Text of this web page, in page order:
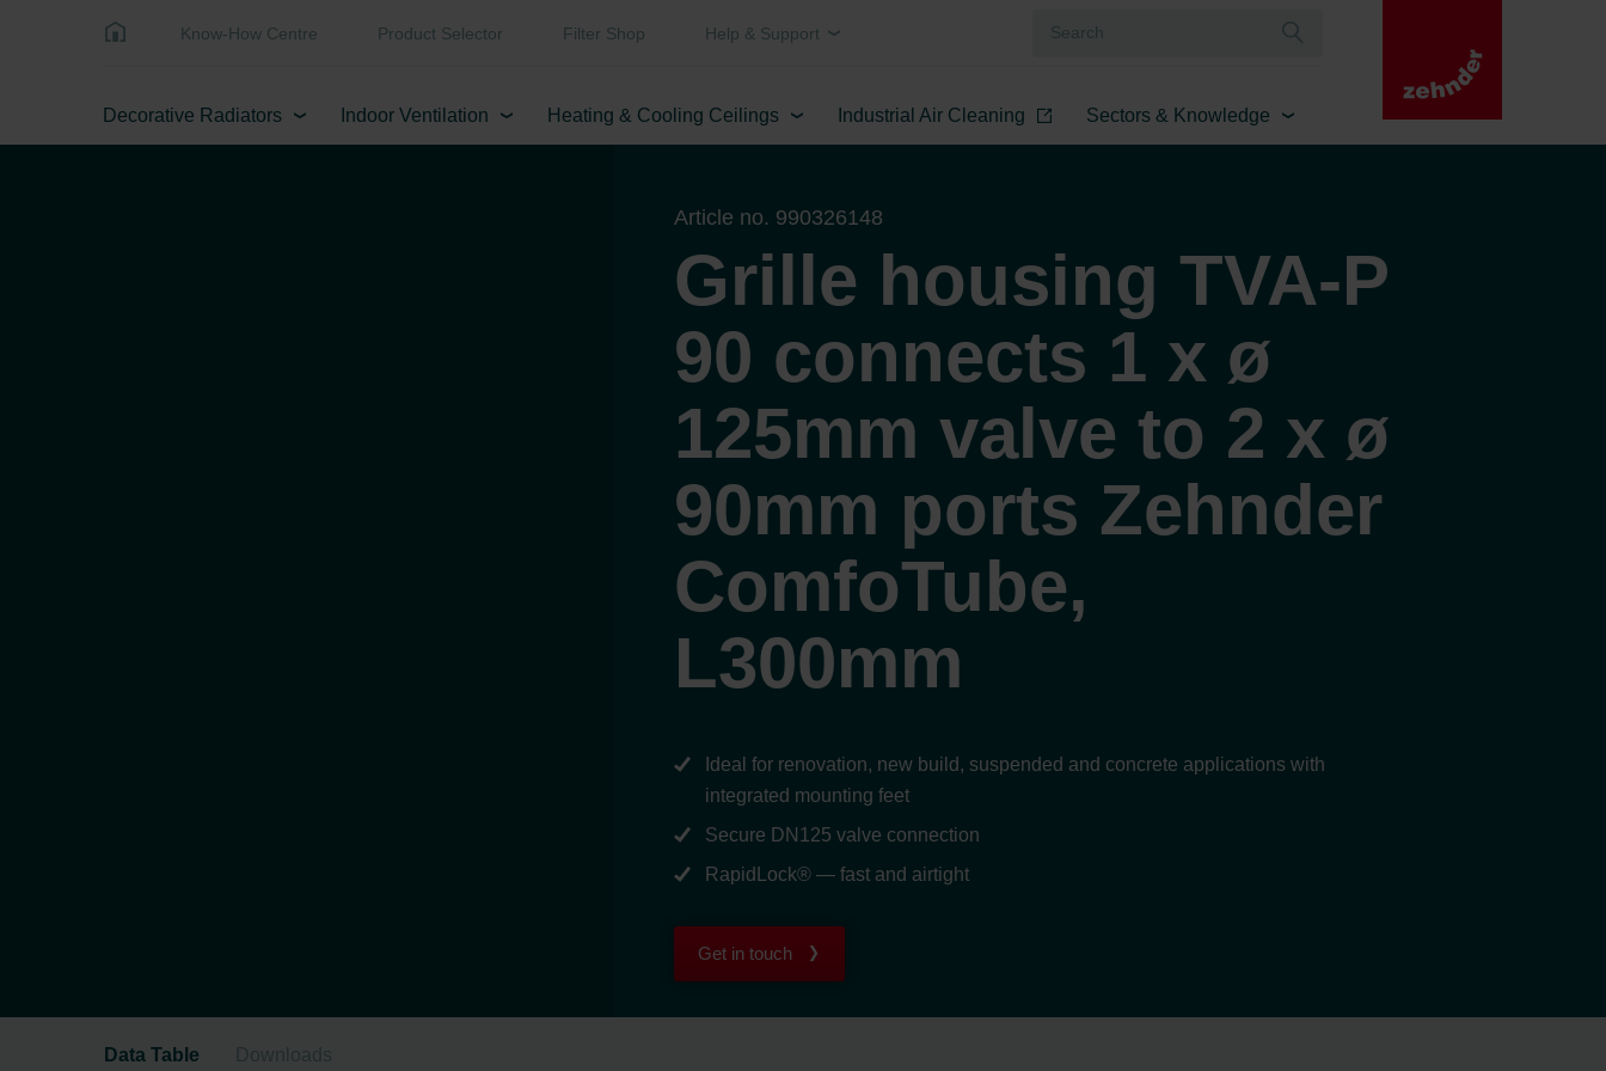
Know-How Centre Product Selector Filter Shop Help & Support
Decorative Radiators Indoor Ventilation Heating & Cooling Ceilings Industrial Air Cleaning Sectors & Knowledge
Article no. 990326148
Grille housing TVA-P
90 connects 1 x ø
125mm valve to 2 x ø
90mm ports Zehnder
ComfoTube,
L300mm
Ideal for renovation, new build, suspended and concrete applications with
integrated mounting feet
Secure DN125 valve connection
RapidLock® — fast and airtight
Get in touch
Data Table Downloads